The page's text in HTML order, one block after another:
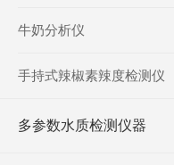
牛奶分析仪
手持式辣椒素辣度检测仪
多参数水质检测仪器